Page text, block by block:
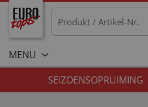
MENU
SEIZOENSOPRUIMING